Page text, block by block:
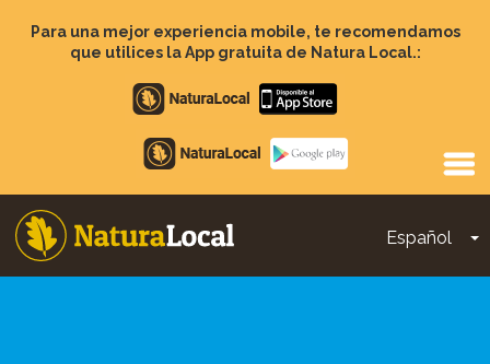
contenido
Para una mejor experiencia mobile, te recomendamos
que utilices la App gratuita de Natura Local.:
Apple
store
Google
Play
Español
Main